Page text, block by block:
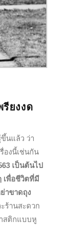
รียงงด
นแล้ว ว่า
องนี้เช่นกัน
เป็นต้นไป
เพื่อชีวิตที่มี
าขาดถุง
ร้านสะดวก
สติกแบบหู